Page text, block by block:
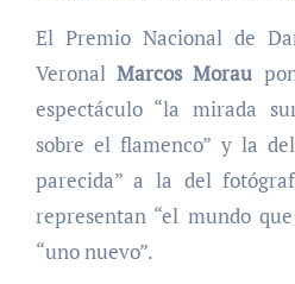
El Premio Nacional de
VeronalMarcos Morau
espectáculo “la mirada
sobre el flamenco” y la
parecida” a la del
representan “el mundo
“uno nuevo”.